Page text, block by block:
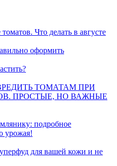
Что делать в августе
оформить
ТОМАТАМ ПРИ
ПРОСТЫЕ, НО ВАЖНЫЕ
подробное
урожая!
для вашей кожи и не